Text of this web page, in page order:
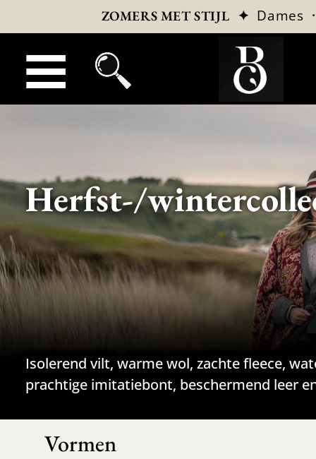
ZOMERS MET STIJL ✦ Dames
Herfst-/
Isolerend vilt, warme wol, zachte fleece,
prachtige imitatiebont, beschermend leer
Vormen